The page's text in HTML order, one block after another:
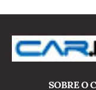
SOBRE O